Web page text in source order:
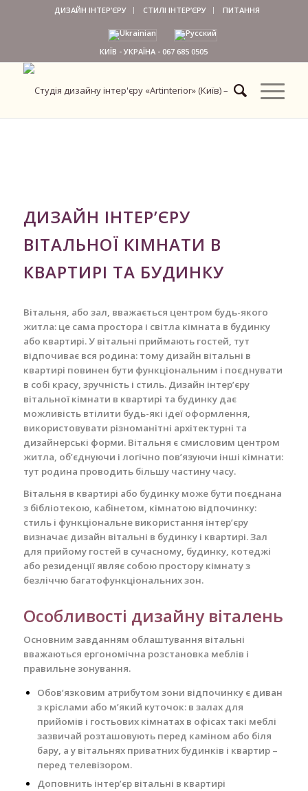
ДИЗАЙН ІНТЕР’ЄРУ СТИЛІ ІНТЕР’ЄРУ ПИТАННЯ
КИЇВ - УКРАЇНА -067 685 0505
ДИЗАЙН ІНТЕР’ЄРУ
ВІТАЛЬНОЇ КІМНАТИ В
КВАРТИРІ ТА БУДИНКУ
Вітальня, або зал, вважається центром будь-якого
житла: це сама простора і світла кімната в будинку
або квартирі. У вітальні приймають гостей, тут
відпочиває вся родина: тому дизайн вітальні в
квартирі повинен бути функціональним і поєднувати
в собі красу, зручність і стиль. Дизайн інтер’єру
вітальної кімнати в квартирі та будинку дає
можливість втілити будь-які ідеї оформлення,
використовувати різноманітні архітектурні та
дизайнерські форми. Вітальня є смисловим центром
житла, об’єднуючи і логічно пов’язуючи інші кімнати:
тут родина проводить більшу частину часу.
Вітальня в квартирі або будинку може бути поєднана
з бібліотекою, кабінетом, кімнатою відпочинку:
стиль і функціональне використання інтер’єру
визначає дизайн вітальні в будинку і квартирі. Зал
для прийому гостей в сучасному, будинку, котеджі
або резиденції являє собою простору кімнату з
безліччю багатофункціональних зон.
Особливості дизайну віталень
Основним завданням облаштування вітальні
вважаються ергономічна розстановка меблів і
правильне зонування.
Обов’язковим атрибутом зони відпочинку є диван
з кріслами або м’який куточок: в залах для
прийомів і гостьових кімнатах в офісах такі меблі
зазвичай розташовують перед каміном або біля
бару, а у вітальнях приватних будинків і квартир –
перед телевізором.
Доповнить інтер’єр вітальні в квартирі